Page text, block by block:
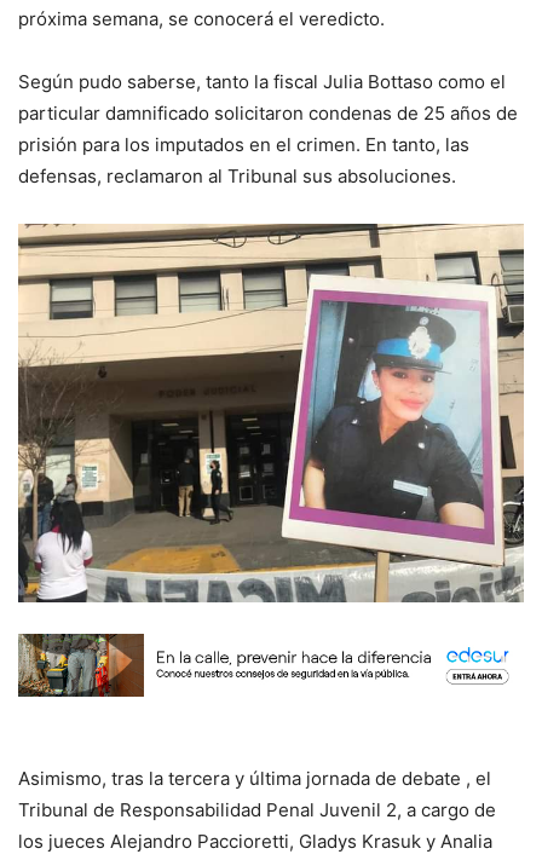
próxima semana, se conocerá el veredicto.
Según pudo saberse, tanto la fiscal Julia Bottaso como el
particular damnificado solicitaron condenas de 25 años de
prisión para los imputados en el crimen. En tanto, las
defensas, reclamaron al Tribunal sus absoluciones.
Asimismo, tras la tercera y última jornada de debate , el
Tribunal de Responsabilidad Penal Juvenil 2, a cargo de
los jueces Alejandro Paccioretti, Gladys Krasuk y Analia